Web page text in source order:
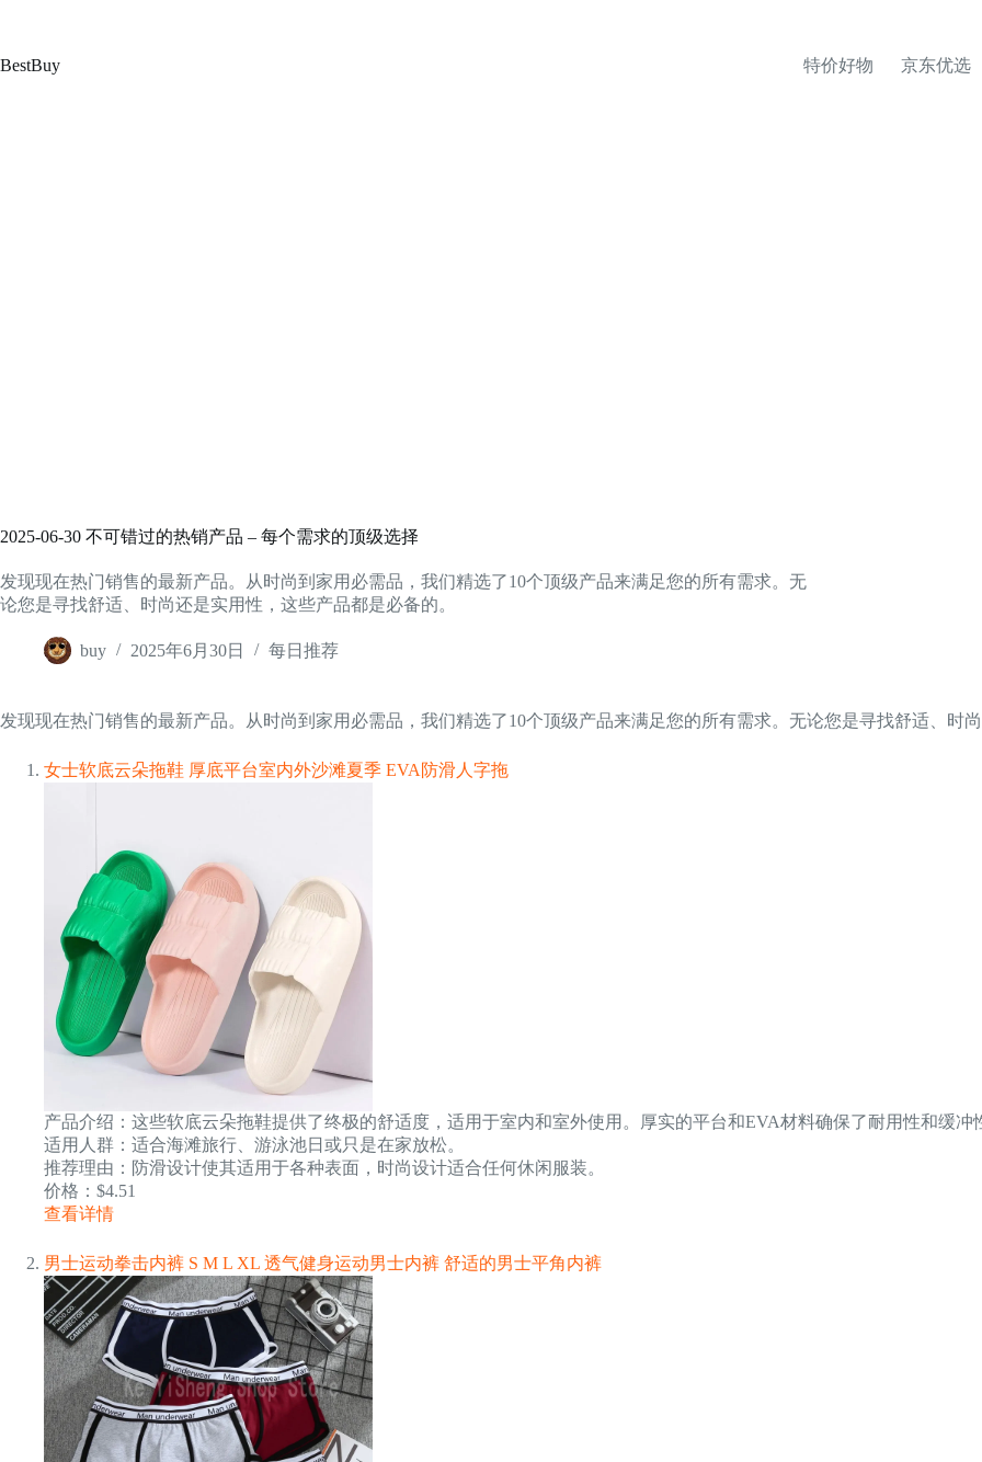
内
BestBuy 特价好物 京东优选
2025-06-30 不可错过的热销产品 – 每个需求的顶级选择
发现现在热门销售的最新产品。从时尚到家用必需品，我们精选了10个顶级产品来满足您的所有需求。无
论您是寻找舒适、时尚还是实用性，这些产品都是必备的。
buy 2025年6月30日 每日推荐
发现现在热门销售的最新产品。从时尚到家用必需品，我们精选了10个顶级产品来满足您的所有需求。无论您是寻找舒适、时
女士软底云朵拖鞋 厚底平台室内外沙滩夏季 EVA防滑人字拖
产品介绍：这些软底云朵拖鞋提供了终极的舒适度，适用于室内和室外使用。厚实的平台和EVA材料确保了耐用性和缓冲
适用人群：适合海滩旅行、游泳池日或只是在家放松。
推荐理由：防滑设计使其适用于各种表面，时尚设计适合任何休闲服装。
价格：$4.51
查看详情
男士运动拳击内裤 S M L XL 透气健身运动男士内裤 舒适的男士平角内裤